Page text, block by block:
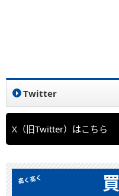
Twitter
X（旧Twitter）はこちら
買